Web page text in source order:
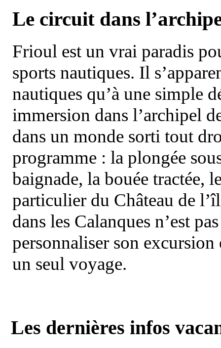
Le circuit dans
Frioul est un vrai paradis
sports nautiques. Il
nautiques qu’à une simple
immersion dans l’archipel
dans un monde sorti tout
programme : la plongée
baignade, la bouée tractée,
particulier du Château de
dans les Calanques n’est
personnaliser son
un seul voyage.
Les dernières infos